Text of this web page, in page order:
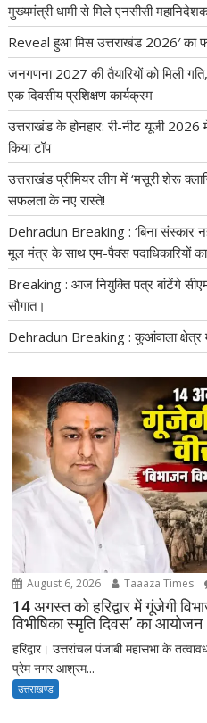
मुख्यमंत्री धामी से मिले एनसीसी
Reveal हुआ मिस उत्तराखंड 2026′ का
जनगणना 2027 की तैयारियों को मिली
एक दिवसीय प्रशिक्षण कार्यक्रम
उत्तराखंड के होनहार: री-नीट यूजी
किया टॉप
उत्तराखंड प्रीमियर लीग में ‘मसूरी शेरू
सफलता के नए रास्ते!
Dehradun Breaking : ‘बिना संस्कार
मूल मंत्र के साथ एम-पैक्स पदाधिकारियों
Breaking : आज नियुक्ति पत्र बांटेंगे सीएम
सौगात।
Dehradun Breaking : कुआंवाला
August 6, 2026 Taaaza Times
14 अगस्त को हरिद्वार में गूंजेगी
विभीषिका स्मृति दिवस’ का आयोजन
हरिद्वार। उत्तरांचल पंजाबी महासभा के
प्रेम नगर आश्रम...
उत्तराखण्ड